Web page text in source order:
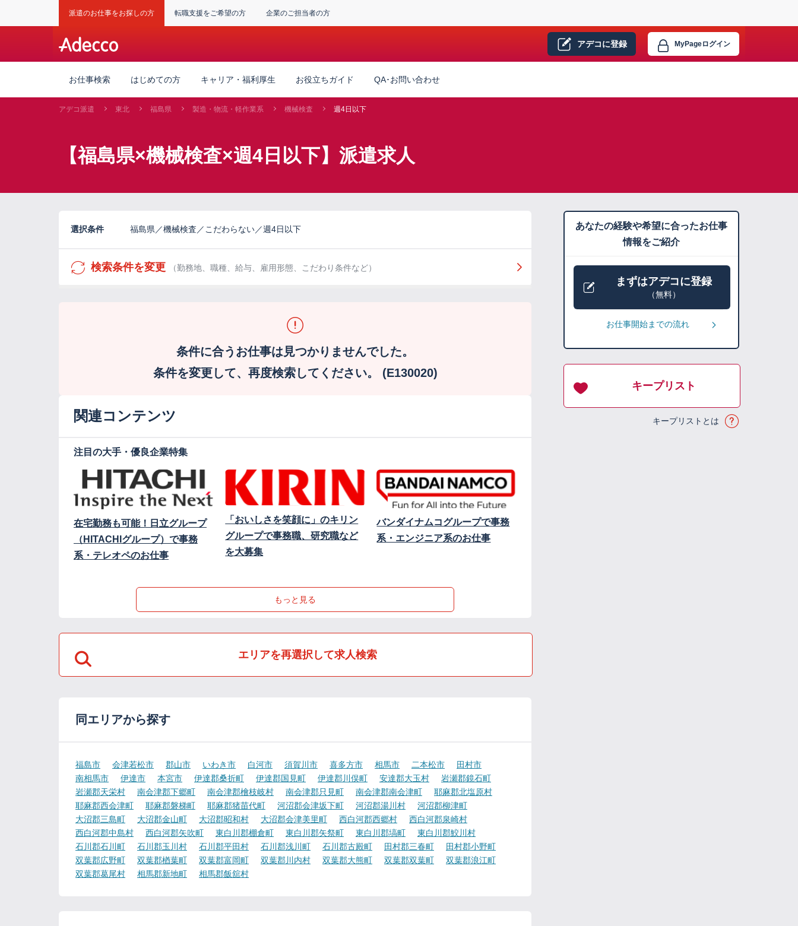
派遣のお仕事をお探しの方 転職支援をご希望の方 企業のご担当者の方
アデコに登録 MyPageログイン
お仕事検索 はじめての方 キャリア・福利厚生 お役立ちガイド QA･お問い合わせ
アデコ派遣 東北 福島県 製造・物流・軽作業系 機械検査 週4日以下
【福島県×機械検査×週4日以下】派遣求人
選択条件 福島県／機械検査／こだわらない／週4日以下
検索条件を変更 （勤務地、職種、給与、雇用形態、こだわり条件など）
条件に合うお仕事は見つかりませんでした。
条件を変更して、再度検索してください。 (E130020)
関連コンテンツ
注目の大手・優良企業特集
在宅勤務も可能！日立グループ
（HITACHIグループ）で事務
系・テレオペのお仕事
「おいしさを笑顔に」のキリン
グループで事務職、研究職など
を大募集
バンダイナムコグループで事務
系・エンジニア系のお仕事
もっと見る
エリアを再選択して求人検索
同エリアから探す
福島市 会津若松市 郡山市 いわき市 白河市 須賀川市 喜多方市 相馬市 二本松市
田村市
南相馬市
伊達市 本宮市 伊達郡桑折町 伊達郡国見町 伊達郡川俣町 安達郡大玉村
岩瀬郡鏡石町
岩瀬郡天栄村
南会津郡下郷町 南会津郡檜枝岐村 南会津郡只見町 南会津郡南会津町
耶麻郡北塩原村
耶麻郡西会津町
耶麻郡磐梯町 耶麻郡猪苗代町 河沼郡会津坂下町 河沼郡湯川村
河沼郡柳津町
大沼郡三島町
大沼郡金山町 大沼郡昭和村 大沼郡会津美里町 西白河郡西郷村
西白河郡泉崎村
西白河郡中島村
西白河郡矢吹町 東白川郡棚倉町 東白川郡矢祭町 東白川郡塙町
東白川郡鮫川村
石川郡石川町
石川郡玉川村 石川郡平田村 石川郡浅川町 石川郡古殿町 田村郡三春町
田村郡小野町
双葉郡広野町
双葉郡楢葉町 双葉郡富岡町 双葉郡川内村 双葉郡大熊町 双葉郡双葉町
双葉郡浪江町
双葉郡葛尾村
相馬郡新地町 相馬郡飯舘村
あなたの経験や希望に合ったお仕事
情報をご紹介
まずはアデコに登録
（無料）
お仕事開始までの流れ
キープリスト
キープリストとは